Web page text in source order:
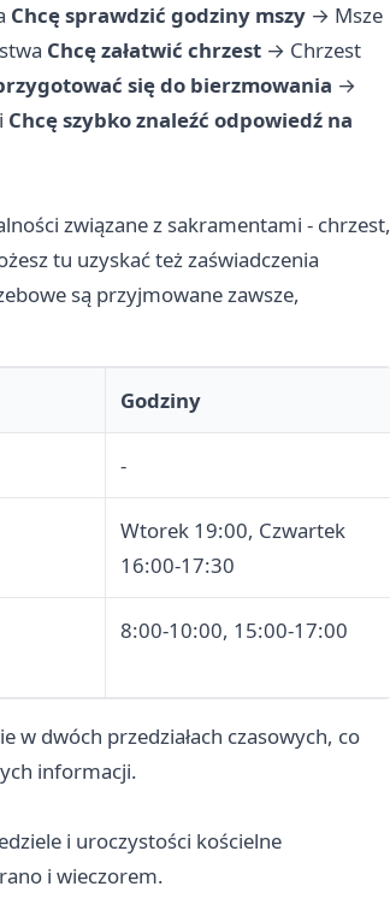
Chcę sprawdzić godziny mszy → Msze
Chcę załatwić chrzest → Chrzest
się do bierzmowania →
Chcę szybko znaleźć odpowiedź na
związane z sakramentami - chrzest,
tu uzyskać też zaświadczenia
są przyjmowane zawsze,
Godziny
-
Wtorek 19:00, Czwartek
16:00-17:30
8:00-10:00, 15:00-17:00
w dwóch przedziałach czasowych, co
informacji.
i uroczystości kościelne
i wieczorem.